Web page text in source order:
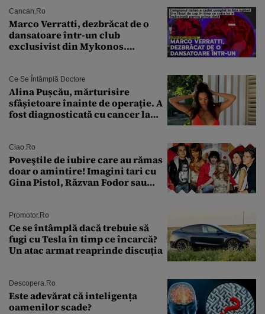
Cancan.ro
Marco Verratti, dezbrăcat de o
dansatoare într-un club
exclusivist din Mykonos.
Ce Se Întâmplă Doctore
Alina Pușcău, mărturisire
sfâșietoare înainte de operație. A
fost diagnosticată cu cancer la
îmi salvez viața”
Ciao.ro
Poveştile de iubire care au rămas
doar o amintire! Imagini tari cu
Gina Pistol, Răzvan Fodor sau
Promotor.ro
Ce se întâmplă dacă trebuie să
fugi cu Tesla în timp ce încarcă?
Un atac armat reaprinde discuția
Descopera.ro
Este adevărat că inteligența
oamenilor scade?